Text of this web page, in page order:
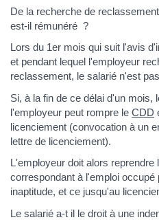
De la recherche de
est-il rémunéré ?
Lors du 1er mois qui suit l'avis
et pendant lequel l'employeur
reclassement, le salarié n'est
Si, à la fin de ce délai d'un mois,
l'employeur peut rompre le CDD
licenciement (convocation à un
lettre de licenciement).
L'employeur doit alors
correspondant à l'emploi occupé
inaptitude, et ce jusqu'au
Le salarié a-t il le droit à une